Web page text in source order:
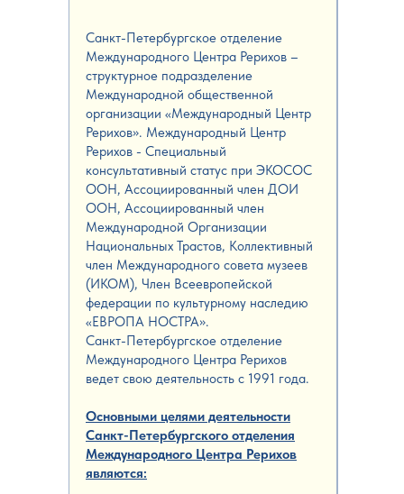
Санкт-Петербургское отделение
Международного Центра Рерихов –
структурное подразделение
Международной общественной
организации «Международный Центр
Рерихов». Международный Центр
Рерихов - Специальный
консультативный статус при ЭКОСОС
ООН, Ассоциированный член ДОИ
ООН, Ассоциированный член
Международной Организации
Национальных Трастов, Коллективный
член Международного совета музеев
(ИКОМ), Член Всеевропейской
федерации по культурному наследию
«ЕВРОПА НОСТРА».
Санкт-Петербургское отделение
Международного Центра Рерихов
ведет свою деятельность с 1991 года.
Основными целями деятельности
Санкт-Петербургского отделения
Международного Центра Рерихов
являются: